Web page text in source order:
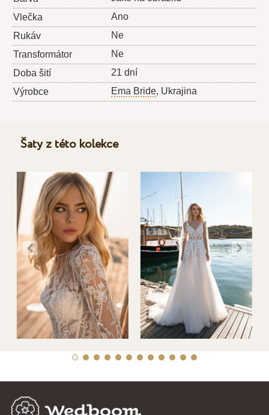
Vlečka
Ano
Rukáv
Ne
Transformátor
Ne
Doba šití
21 dní
Výrobce
Ema Bride, Ukrajina
Šaty z této kolekce